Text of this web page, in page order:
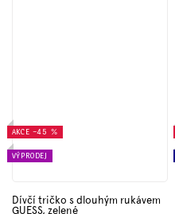
AKCE –45 %
VÝPRODEJ
Dívčí tričko s dlouhým rukávem
GUESS, zelené